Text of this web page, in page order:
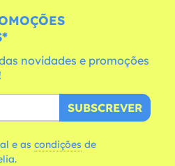
novidades e promoções
SUBSCREVER
e as condições